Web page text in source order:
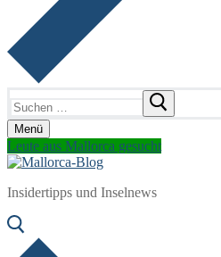
nach:
Menü
Leute aus Mallorca gesucht
Insidertipps und Inselnews